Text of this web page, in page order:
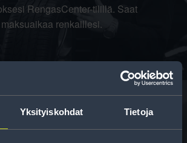
Yksityiskohdat Tietoja
RengasCenter-tilillä. Saat
maksuaikaa renkaillesi.